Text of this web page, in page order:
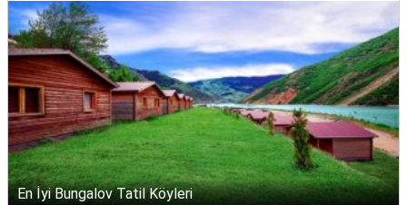
En İyi Bungalov Tatil Köyleri